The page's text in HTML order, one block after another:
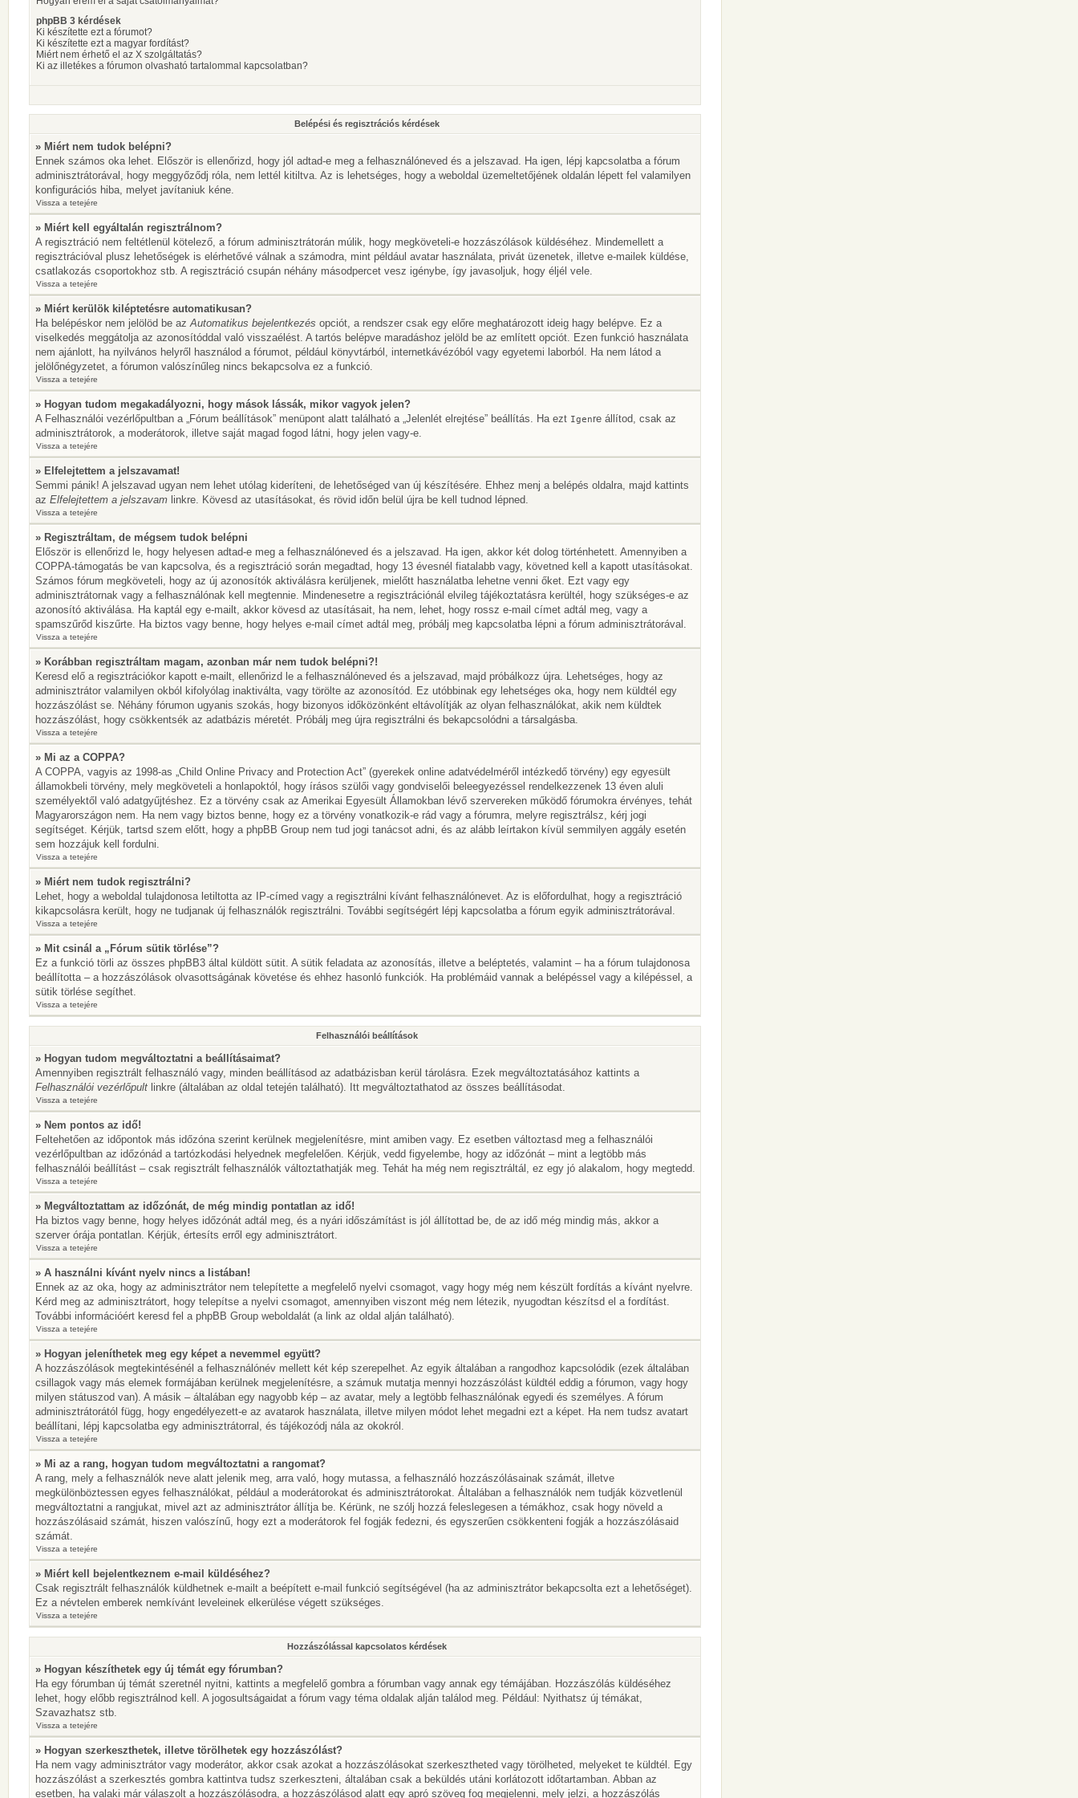
phpBB 3 kérdések
Ki készítette ezt a fórumot?
Ki készítette ezt a magyar fordítást?
Miért nem érhető el az X szolgáltatás?
Ki az illetékes a fórumon olvasható tartalommal kapcsolatban?
Belépési és regisztrációs kérdések
» Miért nem tudok belépni?
Ennek számos oka lehet. Először is ellenőrizd, hogy jól adtad-e meg a felhasználóneved és a jelszavad. Ha igen, lépj kapcsolatba a fórum
adminisztrátorával, hogy meggyőződj róla, nem lettél kitiltva. Az is lehetséges, hogy a weboldal üzemeltetőjének oldalán lépett fel valamilyen
konfigurációs hiba, melyet javítaniuk kéne.
Vissza a tetejére
» Miért kell egyáltalán regisztrálnom?
A regisztráció nem feltétlenül kötelező, a fórum adminisztrátorán múlik, hogy megköveteli-e hozzászólások küldéséhez. Mindemellett a
regisztrációval plusz lehetőségek is elérhetővé válnak a számodra, mint például avatar használata, privát üzenetek, illetve e-mailek küldése,
csatlakozás csoportokhoz stb. A regisztráció csupán néhány másodpercet vesz igénybe, így javasoljuk, hogy éljél vele.
Vissza a tetejére
» Miért kerülök kiléptetésre automatikusan?
Ha belépéskor nem jelölöd be azAutomatikus bejelentkezés opciót, a rendszer csak egy előre meghatározott ideig hagy belépve. Ez a
viselkedés meggátolja az azonosítóddal való visszaélést. A tartós belépve maradáshoz jelöld be az említett opciót. Ezen funkció használata
nem ajánlott, ha nyilvános helyről használod a fórumot, például könyvtárból, internetkávézóból vagy egyetemi laborból. Ha nem látod a
jelölőnégyzetet, a fórumon valószínűleg nincs bekapcsolva ez a funkció.
Vissza a tetejére
» Hogyan tudom megakadályozni, hogy mások lássák, mikor vagyok jelen?
A Felhasználói vezérlőpultban a „Fórum beállítások” menüpont alatt található a „Jelenlét elrejtése” beállítás. Ha ezt Igenre állítod, csak az
adminisztrátorok, a moderátorok, illetve saját magad fogod látni, hogy jelen vagy-e.
Vissza a tetejére
» Elfelejtettem a jelszavamat!
Semmi pánik! A jelszavad ugyan nem lehet utólag kideríteni, de lehetőséged van új készítésére. Ehhez menj a belépés oldalra, majd kattints
az Elfelejtettem a jelszavam linkre. Kövesd az utasításokat, és rövid időn belül újra be kell tudnod lépned.
Vissza a tetejére
» Regisztráltam, de mégsem tudok belépni
Először is ellenőrizd le, hogy helyesen adtad-e meg a felhasználóneved és a jelszavad. Ha igen, akkor két dolog történhetett. Amennyiben a
COPPA-támogatás be van kapcsolva, és a regisztráció során megadtad, hogy 13 évesnél fiatalabb vagy, követned kell a kapott utasításokat.
Számos fórum megköveteli, hogy az új azonosítók aktiválásra kerüljenek, mielőtt használatba lehetne venni őket. Ezt vagy egy
adminisztrátornak vagy a felhasználónak kell megtennie. Mindenesetre a regisztrációnál elvileg tájékoztatásra kerültél, hogy szükséges-e az
azonosító aktiválása. Ha kaptál egy e-mailt, akkor kövesd az utasításait, ha nem, lehet, hogy rossz e-mail címet adtál meg, vagy a
spamszűrőd kiszűrte. Ha biztos vagy benne, hogy helyes e-mail címet adtál meg, próbálj meg kapcsolatba lépni a fórum adminisztrátorával.
Vissza a tetejére
» Korábban regisztráltam magam, azonban már nem tudok belépni?!
Keresd elő a regisztrációkor kapott e-mailt, ellenőrizd le a felhasználóneved és a jelszavad, majd próbálkozz újra. Lehetséges, hogy az
adminisztrátor valamilyen okból kifolyólag inaktiválta, vagy törölte az azonosítód. Ez utóbbinak egy lehetséges oka, hogy nem küldtél egy
hozzászólást se. Néhány fórumon ugyanis szokás, hogy bizonyos időközönként eltávolítják az olyan felhasználókat, akik nem küldtek
hozzászólást, hogy csökkentsék az adatbázis méretét. Próbálj meg újra regisztrálni és bekapcsolódni a társalgásba.
Vissza a tetejére
» Mi az a COPPA?
A COPPA, vagyis az 1998-as „Child Online Privacy and Protection Act” (gyerekek online adatvédelméről intézkedő törvény) egy egyesült
államokbeli törvény, mely megköveteli a honlapoktól, hogy írásos szülői vagy gondviselői beleegyezéssel rendelkezzenek 13 éven aluli
személyektől való adatgyűjtéshez. Ez a törvény csak az Amerikai Egyesült Államokban lévő szervereken működő fórumokra érvényes, tehát
Magyarországon nem. Ha nem vagy biztos benne, hogy ez a törvény vonatkozik-e rád vagy a fórumra, melyre regisztrálsz, kérj jogi
segítséget. Kérjük, tartsd szem előtt, hogy a phpBB Group nem tud jogi tanácsot adni, és az alább leírtakon kívül semmilyen aggály esetén
sem hozzájuk kell fordulni.
Vissza a tetejére
» Miért nem tudok regisztrálni?
Lehet, hogy a weboldal tulajdonosa letiltotta az IP-címed vagy a regisztrálni kívánt felhasználónevet. Az is előfordulhat, hogy a regisztráció
kikapcsolásra került, hogy ne tudjanak új felhasználók regisztrálni. További segítségért lépj kapcsolatba a fórum egyik adminisztrátorával.
Vissza a tetejére
» Mit csinál a „Fórum sütik törlése”?
Ez a funkció törli az összes phpBB3 által küldött sütit. A sütik feladata az azonosítás, illetve a beléptetés, valamint – ha a fórum tulajdonosa
beállította – a hozzászólások olvasottságának követése és ehhez hasonló funkciók. Ha problémáid vannak a belépéssel vagy a kilépéssel, a
sütik törlése segíthet.
Vissza a tetejére
Felhasználói beállítások
» Hogyan tudom megváltoztatni a beállításaimat?
Amennyiben regisztrált felhasználó vagy, minden beállításod az adatbázisban kerül tárolásra. Ezek megváltoztatásához kattints a
Felhasználói vezérlőpult linkre (általában az oldal tetején található). Itt megváltoztathatod az összes beállításodat.
Vissza a tetejére
» Nem pontos az idő!
Feltehetően az időpontok más időzóna szerint kerülnek megjelenítésre, mint amiben vagy. Ez esetben változtasd meg a felhasználói
vezérlőpultban az időzónád a tartózkodási helyednek megfelelően. Kérjük, vedd figyelembe, hogy az időzónát – mint a legtöbb más
felhasználói beállítást – csak regisztrált felhasználók változtathatják meg. Tehát ha még nem regisztráltál, ez egy jó alakalom, hogy megtedd.
Vissza a tetejére
» Megváltoztattam az időzónát, de még mindig pontatlan az idő!
Ha biztos vagy benne, hogy helyes időzónát adtál meg, és a nyári időszámítást is jól állítottad be, de az idő még mindig más, akkor a
szerver órája pontatlan. Kérjük, értesíts erről egy adminisztrátort.
Vissza a tetejére
» A használni kívánt nyelv nincs a listában!
Ennek az az oka, hogy az adminisztrátor nem telepítette a megfelelő nyelvi csomagot, vagy hogy még nem készült fordítás a kívánt nyelvre.
Kérd meg az adminisztrátort, hogy telepítse a nyelvi csomagot, amennyiben viszont még nem létezik, nyugodtan készítsd el a fordítást.
További információért keresd fel a phpBB Group weboldalát (a link az oldal alján található).
Vissza a tetejére
» Hogyan jeleníthetek meg egy képet a nevemmel együtt?
A hozzászólások megtekintésénél a felhasználónév mellett két kép szerepelhet. Az egyik általában a rangodhoz kapcsolódik (ezek általában
csillagok vagy más elemek formájában kerülnek megjelenítésre, a számuk mutatja mennyi hozzászólást küldtél eddig a fórumon, vagy hogy
milyen státuszod van). A másik – általában egy nagyobb kép – az avatar, mely a legtöbb felhasználónak egyedi és személyes. A fórum
adminisztrátorától függ, hogy engedélyezett-e az avatarok használata, illetve milyen módot lehet megadni ezt a képet. Ha nem tudsz avatart
beállítani, lépj kapcsolatba egy adminisztrátorral, és tájékozódj nála az okokról.
Vissza a tetejére
» Mi az a rang, hogyan tudom megváltoztatni a rangomat?
A rang, mely a felhasználók neve alatt jelenik meg, arra való, hogy mutassa, a felhasználó hozzászólásainak számát, illetve
megkülönböztessen egyes felhasználókat, például a moderátorokat és adminisztrátorokat. Általában a felhasználók nem tudják közvetlenül
megváltoztatni a rangjukat, mivel azt az adminisztrátor állítja be. Kérünk, ne szólj hozzá feleslegesen a témákhoz, csak hogy növeld a
hozzászólásaid számát, hiszen valószínű, hogy ezt a moderátorok fel fogják fedezni, és egyszerűen csökkenteni fogják a hozzászólásaid
számát.
Vissza a tetejére
» Miért kell bejelentkeznem e-mail küldéséhez?
Csak regisztrált felhasználók küldhetnek e-mailt a beépített e-mail funkció segítségével (ha az adminisztrátor bekapcsolta ezt a lehetőséget).
Ez a névtelen emberek nemkívánt leveleinek elkerülése végett szükséges.
Vissza a tetejére
Hozzászólással kapcsolatos kérdések
» Hogyan készíthetek egy új témát egy fórumban?
Ha egy fórumban új témát szeretnél nyitni, kattints a megfelelő gombra a fórumban vagy annak egy témájában. Hozzászólás küldéséhez
lehet, hogy előbb regisztrálnod kell. A jogosultságaidat a fórum vagy téma oldalak alján találod meg. Például: Nyithatsz új témákat,
Szavazhatsz stb.
Vissza a tetejére
» Hogyan szerkeszthetek, illetve törölhetek egy hozzászólást?
Ha nem vagy adminisztrátor vagy moderátor, akkor csak azokat a hozzászólásokat szerkesztheted vagy törölheted, melyeket te küldtél. Egy
hozzászólást a szerkesztés gombra kattintva tudsz szerkeszteni, általában csak a beküldés utáni korlátozott időtartamban. Abban az
esetben, ha valaki már válaszolt a hozzászólásodra, a hozzászólásod alatt egy apró szöveg fog megjelenni, mely jelzi, a hozzászólás